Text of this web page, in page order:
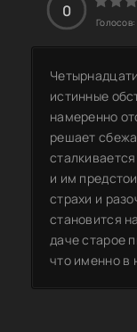
0
Голосов:
истинные
намеренно
решает
и им
страхи и
становится
даче старое
что именно в